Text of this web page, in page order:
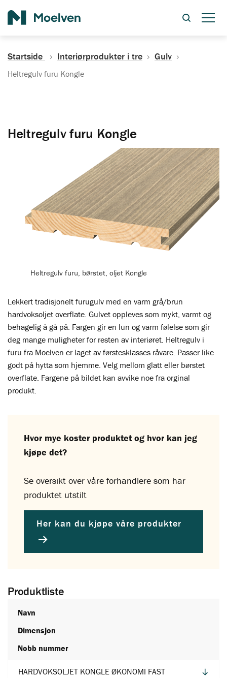
Startside Interiørprodukter i tre Gulv
Heltregulv furu Kongle
Lekkert tradisjonelt furugulv med en varm grå/brun
hardvoksoljet overflate. Gulvet oppleves som mykt, varmt og
behagelig å gå på. Fargen gir en lun og varm følelse som gir
deg mange muligheter for resten av interiøret. Heltregulv i
furu fra Moelven er laget av førstesklasses råvare. Passer like
godt på hytta som hjemme. Velg mellom glatt eller børstet
overflate. Fargene på bildet kan avvike noe fra orginal
produkt.
Hvor mye koster produktet og hvor kan jeg
kjøpe det?
Se oversikt over våre forhandlere som har
produktet utstilt
Her kan du kjøpe våre produkter
Produktliste
Navn
Dimensjon
Nobb nummer
HARDVOKSOLJET KONGLE ØKONOMI FAST
Heltregulv furu Kongle
Heltregulv furu, børstet, oljet Kongle